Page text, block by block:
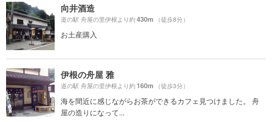
向井酒造
道の駅 舟屋の里伊根より約430m （徒歩8分）
お土産購入
伊根の舟屋 雅
道の駅 舟屋の里伊根より約160m （徒歩3分）
海を間近に感じながらお茶ができるカフェ見つけました。 舟
屋の造りになって...